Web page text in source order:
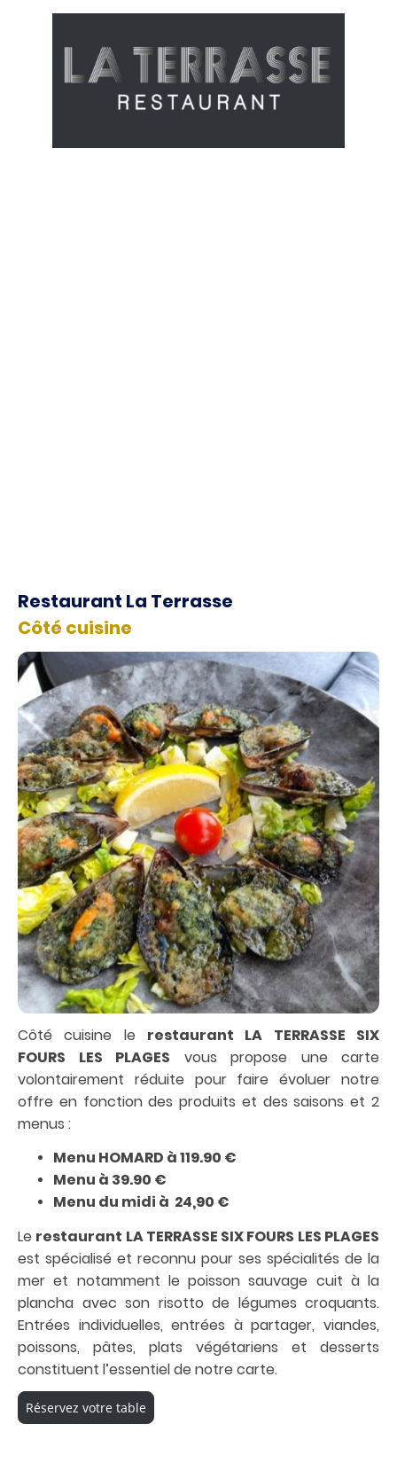
Restaurant La Terrasse
Côté cuisine
Côté cuisine le restaurant LA TERRASSE SIX
FOURS LES PLAGES vous propose une carte
volontairement réduite pour faire évoluer notre
offre en fonction des produits et des saisons et 2
menus :
Menu HOMARD à 119.90 €
Menu à 39.90 €
Menu du midi à 24,90 €
Le restaurant LA TERRASSE SIX FOURS LES PLAGES
est spécialisé et reconnu pour ses spécialités de la
mer et notamment le poisson sauvage cuit à la
plancha avec son risotto de légumes croquants.
Entrées individuelles, entrées à partager, viandes,
poissons, pâtes, plats végétariens et desserts
constituent l’essentiel de notre carte.
Réservez votre table